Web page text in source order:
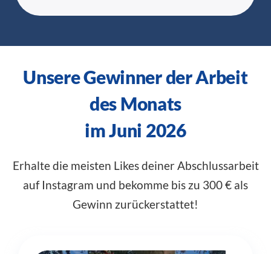
Unsere Gewinner der Arbeit
des Monats
im Juni 2026
Erhalte die meisten Likes deiner Abschlussarbeit
auf Instagram und bekomme bis zu 300 € als
Gewinn zurückerstattet!